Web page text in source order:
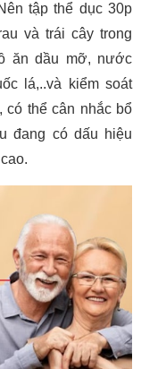
tập thể dục 30p
và trái cây trong
ăn dầu mỡ, nước
lá,..và kiểm soát
có thể cân nhắc bổ
đang có dấu hiệu
cao.